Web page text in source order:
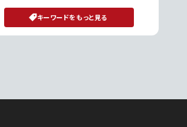
キーワードをもっと見る